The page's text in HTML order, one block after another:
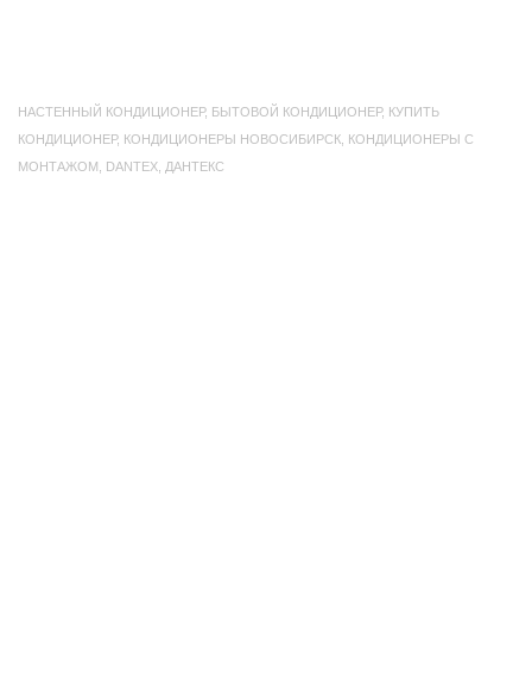
НАСТЕННЫЙ КОНДИЦИОНЕР, БЫТОВОЙ КОНДИЦИОНЕР, КУПИТЬ
КОНДИЦИОНЕР, КОНДИЦИОНЕРЫ НОВОСИБИРСК КОНДИЦИОНЕРЫ С
МОНТАЖОМ
DANTEX ДАНТЕКС